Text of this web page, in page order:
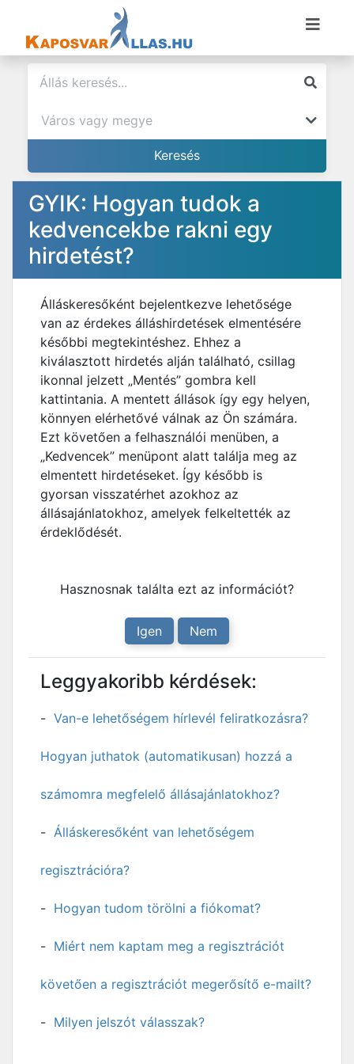
GYIK: Hogyan tudok a
kedvencekbe rakni egy
hirdetést?
Álláskeresőként bejelentkezve lehetősége
van az érdekes álláshirdetések elmentésére
későbbi megtekintéshez. Ehhez a
kiválasztott hirdetés alján található, csillag
ikonnal jelzett „Mentés” gombra kell
kattintania. A mentett állások így egy helyen,
könnyen elérhetővé válnak az Ön számára.
Ezt követően a felhasználói menüben, a
„Kedvencek” menüpont alatt találja meg az
elmentett hirdetéseket. Így később is
gyorsan visszatérhet azokhoz az
állásajánlatokhoz, amelyek felkeltették az
érdeklődését.
Hasznosnak találta ezt az információt?
Igen Nem
Leggyakoribb kérdések:
Van-e lehetőségem hírlevél feliratkozásra?
Hogyan juthatok (automatikusan) hozzá a
számomra megfelelő állásajánlatokhoz?
Álláskeresőként van lehetőségem
regisztrációra?
Hogyan tudom törölni a fiókomat?
Miért nem kaptam meg a regisztrációt
követően a regisztrációt megerősítő e-mailt?
Milyen jelszót válasszak?